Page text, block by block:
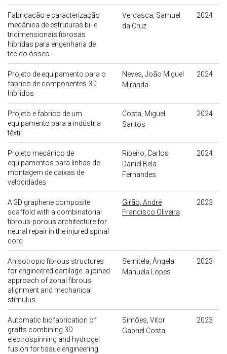
Fabricação e caracterização
mecânica de estruturas bi- e
tridimensionais fibrosas
híbridas para engenharia de
tecido ósseo
Verdasca, Samuel
da Cruz
2024
Projeto de equipamento para o
fabrico de componentes 3D
híbridos
Neves, João Miguel
Miranda
2024
Projeto e fabrico de um
equipamento para a indústria
têxtil
Costa, Miguel
Santos
2024
Projeto mecânico de
equipamentos para linhas de
montagem de caixas de
velocidades
Ribeiro, Carlos
Daniel Bela
Fernandes
2024
A 3D graphene composite
scaffold with a combinatorial
fibrous-porous architecture for
neural repair in the injured spinal
cord
Girão, André
Francisco Oliveira
2023
Anisotropic fibrous structures
for engineered cartilage: a joined
approach of zonal fibrous
alignment and mechanical
stimulus
Semitela, Ângela
Manuela Lopes
2023
Automatic biofabrication of
grafts combining 3D
electrospinning and hydrogel
fusion for tissue engineering
Simões, Vitor
Gabriel Costa
2023